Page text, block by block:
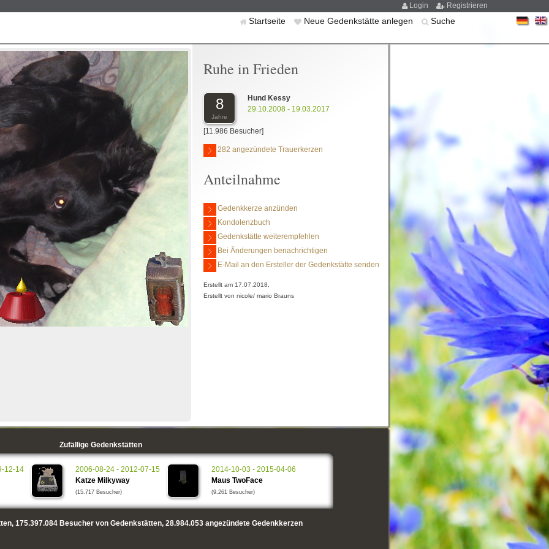
Login Registrieren
Startseite Neue Gedenkstätte anlegen Suche
Ruhe in Frieden
8
Jahre
Hund Kessy
29.10.2008 - 19.03.2017
[11.986 Besucher]
282 angezündete Trauerkerzen
Anteilnahme
Gedenkkerze anzünden
Kondolenzbuch
Gedenkstätte weiterempfehlen
Bei Änderungen benachrichtigen
E-Mail an den Ersteller der Gedenkstätte senden
Erstellt am 17.07.2018,
Erstellt von nicole/ mario Brauns
Zufällige Gedenkstätten
12-14
2006-08-24 - 2012-07-15
Katze Milkyway
(15.717 Besucher)
2014-10-03 - 2015-04-06
Maus TwoFace
(9.261 Besucher)
175.397.084Besucher von Gedenkstätten, 28.984.053angezündete Gedenkkerzen